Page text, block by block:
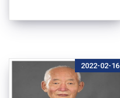
2022-02-16